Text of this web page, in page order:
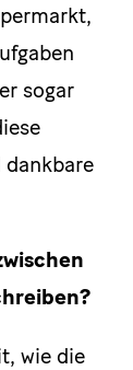
sogar
wie die